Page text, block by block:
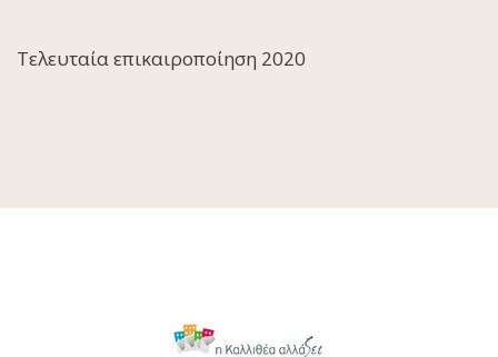
Τελευταία επικαιροποίηση 2020